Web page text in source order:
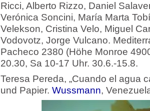
Ricci, Alberto Rizzo, Daniel
Verónica Soncini, María Marta
Velekson, Cristina Velo, Miguel
Vodovotz, Jorge Vulcano.
Pacheco 2380 (Höhe Monroe
20.30, Sa 10-17 Uhr. 30.6.-15.8.
Teresa Pereda, „Cuando el agua
und Papier. Wussmann,